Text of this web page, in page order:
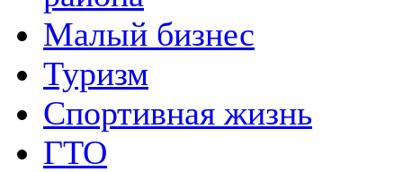
Малый бизнес
Туризм
Спортивная жизнь
ГТО